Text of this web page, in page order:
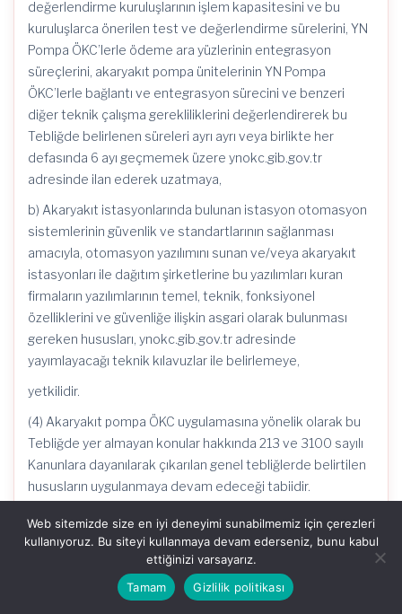
değerlendirme kuruluşlarının işlem kapasitesini ve bu
kuruluşlarca önerilen test ve değerlendirme sürelerini, YN
Pompa ÖKC’lerle ödeme ara yüzlerinin entegrasyon
süreçlerini, akaryakıt pompa ünitelerinin YN Pompa
ÖKC’lerle bağlantı ve entegrasyon sürecini ve benzeri
diğer teknik çalışma gerekliliklerini değerlendirerek bu
Tebliğde belirlenen süreleri ayrı ayrı veya birlikte her
defasında 6 ayı geçmemek üzere ynokc.gib.gov.tr
adresinde ilan ederek uzatmaya,
b) Akaryakıt istasyonlarında bulunan istasyon otomasyon
sistemlerinin güvenlik ve standartlarının sağlanması
amacıyla, otomasyon yazılımını sunan ve/veya akaryakıt
istasyonları ile dağıtım şirketlerine bu yazılımları kuran
firmaların yazılımlarının temel, teknik, fonksiyonel
özelliklerini ve güvenliğe ilişkin asgari olarak bulunması
gereken hususları, ynokc.gib.gov.tr adresinde
yayımlayacağı teknik kılavuzlar ile belirlemeye,
yetkilidir.
(4) Akaryakıt pompa ÖKC uygulamasına yönelik olarak bu
Tebliğde yer almayan konular hakkında 213 ve 3100 sayılı
Kanunlara dayanılarak çıkarılan genel tebliğlerde belirtilen
hususların uygulanmaya devam edeceği tabiidir.
(5) Bu Tebliğ ile YN Pompa ÖKC kullanma zorunluluğu
getirilen mükellefler, bu Tebliğe konu olan
faaliyetlerinde 30/9/2017 tarihli ve 30196 sayılı Resmî
Gazete’de yayımlanan Vergi Usul Kanunu Genel Tebliği (Sıra
No: 483)’nin 6 ncı maddesi ile 1/6/2019 tarihli ve 30791
Web sitemizde size en iyi deneyimi sunabilmemiz için çerezleri
kullanıyoruz. Bu siteyi kullanmaya devam ederseniz, bunu kabul
ettiğinizi varsayarız.
Tamam
Gizlilik politikası